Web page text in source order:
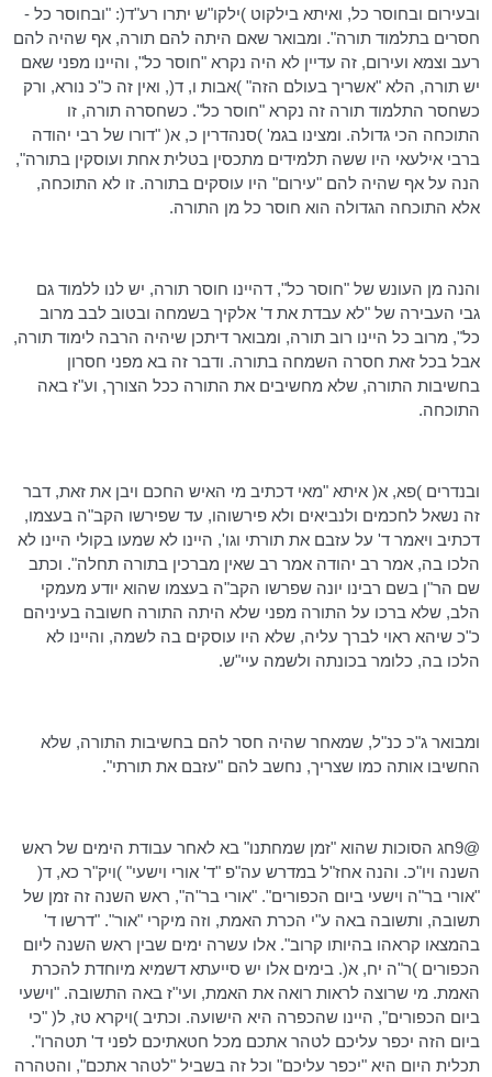
ובעירום ובחוסר כל, ואיתא בילקוט )ילקו"ש יתרו רע"ד(: "ובחוסר כל -
חסרים בתלמוד תורה". ומבואר שאם היתה להם תורה, אף שהיה להם
רעב וצמא ועירום, זה עדיין לא היה נקרא "חוסר כל", והיינו מפני שאם
יש תורה, הלא "אשריך בעולם הזה" )אבות ו, ד(, ואין זה כ"כ נורא, ורק
כשחסר התלמוד תורה זה נקרא "חוסר כל". כשחסרה תורה, זו
התוכחה הכי גדולה. ומצינו בגמ' )סנהדרין כ, א( "דורו של רבי יהודה
ברבי אילעאי היו ששה תלמידים מתכסין בטלית אחת ועוסקין בתורה",
הנה על אף שהיה להם "עירום" היו עוסקים בתורה. זו לא התוכחה,
אלא התוכחה הגדולה הוא חוסר כל מן התורה.
והנה מן העונש של "חוסר כל", דהיינו חוסר תורה, יש לנו ללמוד גם
גבי העבירה של "לא עבדת את ד' אלקיך בשמחה ובטוב לבב מרוב
כל", מרוב כל היינו רוב תורה, ומבואר דיתכן שיהיה הרבה לימוד תורה,
אבל בכל זאת חסרה השמחה בתורה. ודבר זה בא מפני חסרון
בחשיבות התורה, שלא מחשיבים את התורה ככל הצורך, וע"ז באה
התוכחה.
ובנדרים )פא, א( איתא "מאי דכתיב מי האיש החכם ויבן את זאת, דבר
זה נשאל לחכמים ולנביאים ולא פירשוהו, עד שפירשו הקב"ה בעצמו,
דכתיב ויאמר ד' על עזבם את תורתי וגו', היינו לא שמעו בקולי היינו לא
הלכו בה, אמר רב יהודה אמר רב שאין מברכין בתורה תחלה". וכתב
שם הר"ן בשם רבינו יונה שפרשו הקב"ה בעצמו שהוא יודע מעמקי
הלב, שלא ברכו על התורה מפני שלא היתה התורה חשובה בעיניהם
כ"כ שיהא ראוי לברך עליה, שלא היו עוסקים בה לשמה, והיינו לא
הלכו בה, כלומר בכונתה ולשמה עיי"ש.
ומבואר ג"כ כנ"ל, שמאחר שהיה חסר להם בחשיבות התורה, שלא
החשיבו אותה כמו שצריך, נחשב להם "עזבם את תורתי".
@9חג הסוכות שהוא "זמן שמחתנו" בא לאחר עבודת הימים של ראש
השנה ויו"כ. והנה אחז"ל במדרש עה"פ "ד' אורי וישעי" )ויק"ר כא, ד(
"אורי בר"ה וישעי ביום הכפורים". "אורי בר"ה", ראש השנה זה זמן של
תשובה, ותשובה באה ע"י הכרת האמת, וזה מיקרי "אור". "דרשו ד'
בהמצאו קראהו בהיותו קרוב". אלו עשרה ימים שבין ראש השנה ליום
הכפורים )ר"ה יח, א(. בימים אלו יש סייעתא דשמיא מיוחדת להכרת
האמת. מי שרוצה לראות רואה את האמת, ועי"ז באה התשובה. "וישעי
ביום הכפורים", היינו שהכפרה היא הישועה. וכתיב )ויקרא טז, ל( "כי
ביום הזה יכפר עליכם לטהר אתכם מכל חטאתיכם לפני ד' תטהרו".
תכלית היום היא "יכפר עליכם" וכל זה בשביל "לטהר אתכם", והטהרה